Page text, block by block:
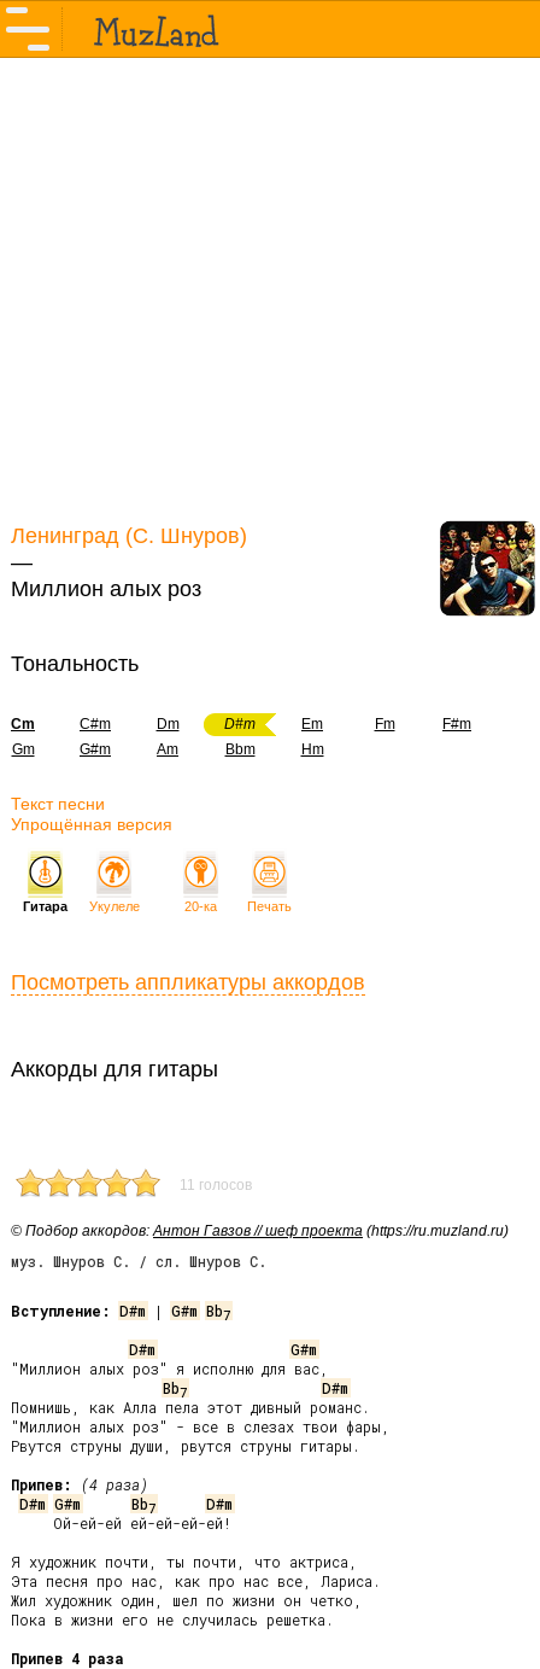
Ленинград (С. Шнуров)
—
Миллион алых роз
Тональность
Cm C#m Dm D#m Em Fm
F#m
Gm
G#m Am Bbm Hm
Текст песни
Упрощённая версия
Аккорды для гитары
11 голосов
© Подбор аккордов:Антон Гавзов // шеф проекта (https://ru.muzland.ru)
муз. Шнуров С. / сл. Шнуров С.
Вступление: D#m | G#m Bb7
D#m
G#m
"Миллион алых роз" я исполню для вас,
Bb7
D#m
Помнишь, как Алла пела этот дивный романс.
"Миллион алых роз" - все в слезах твои фары,
Рвутся струны души, рвутся струны гитары.
Припев:
(4 раза)
D#m G#m Bb7
D#m
Я художник почти, ты почти, что актриса,
Эта песня про нас, как про нас все, Лариса.
Жил художник один, шел по жизни он четко,
Пока в жизни его не случилась решетка.
Припев 4 раза
Гитара Укулеле 20-ка Печать
Посмотреть аппликатуры аккордов